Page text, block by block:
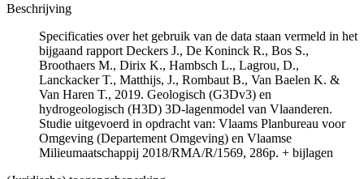
Beschrijving
Specificaties over het gebruik van de data staan vermeld in het
bijgaand rapport Deckers J., De Koninck R., Bos S.,
Broothaers M., Dirix K., Hambsch L., Lagrou, D.,
Lanckacker T., Matthijs, J., Rombaut B., Van Baelen K. &
Van Haren T., 2019. Geologisch (G3Dv3) en
hydrogeologisch (H3D) 3D-lagenmodel van Vlaanderen.
Studie uitgevoerd in opdracht van: Vlaams Planbureau voor
Omgeving (Departement Omgeving) en Vlaamse
Milieumaatschappij 2018/RMA/R/1569, 286p. + bijlagen